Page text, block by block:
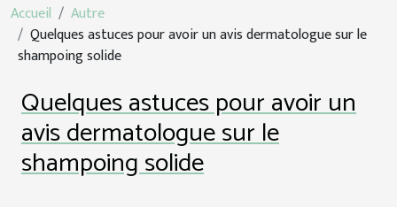
Accueil
Autre
Quelques astuces pour avoir un avis dermatologue sur le
shampoing solide
Quelques astuces pour avoir un
avis dermatologue sur le
shampoing solide